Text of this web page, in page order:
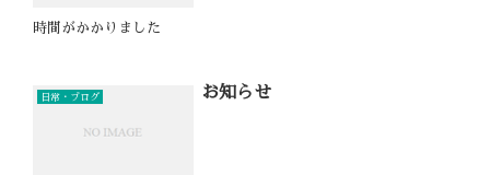
時間がかかりました
日常・ブログ お知らせ